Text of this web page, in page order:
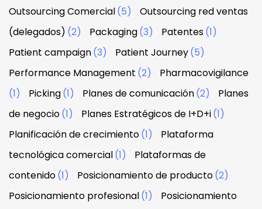
Outsourcing Comercial(5)
Outsourcing red ventas
(delegados) (2) Packaging(3) Patentes(1)
Patient campaign(3) Patient Journey(5)
Performance Management (2)
Pharmacovigilance
(1)
Picking(1) Planes de comunicación(2)
Planes
de negocio(1) Planes Estratégicos de I+D+i(1)
Planificación de crecimiento(1)
Plataforma
tecnológica comercial(1)
Plataformas de
contenido(1) Posicionamiento de producto(2)
Posicionamiento profesional(1)
Posicionamiento